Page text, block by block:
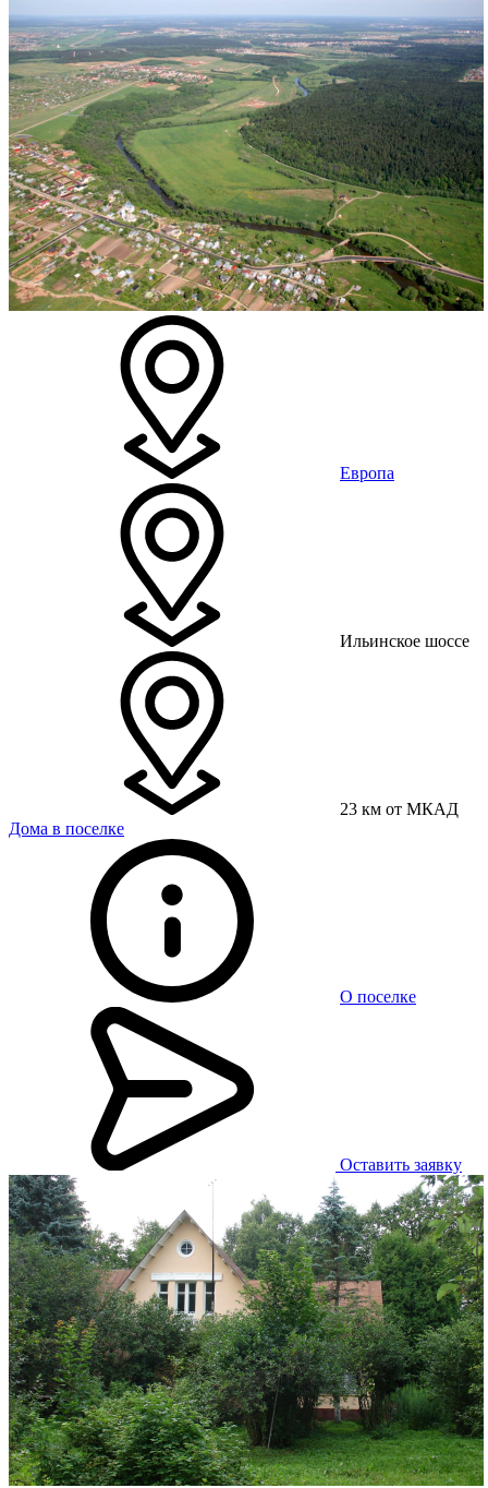
Европа
Ильинское шоссе
23 км от МКАД
Дома в поселке
О поселке
Оставить заявку